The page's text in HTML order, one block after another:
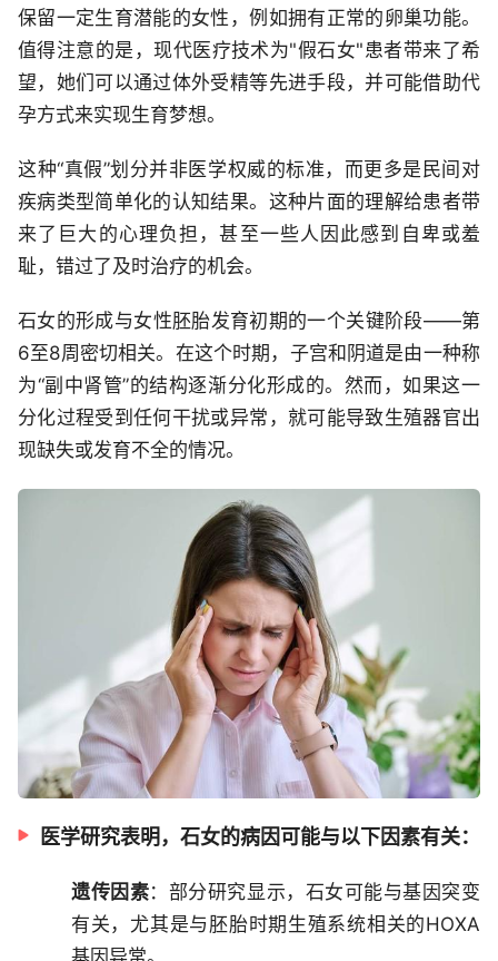
保留一定生育潜能的女性，例如拥有正常的卵巢功能。
值得注意的是，现代医疗技术为"假石女"患者带来了希
望，她们可以通过体外受精等先进手段，并可能借助代
孕方式来实现生育梦想。
这种“真假”划分并非医学权威的标准，而更多是民间对
疾病类型简单化的认知结果。这种片面的理解给患者带
来了巨大的心理负担，甚至一些人因此感到自卑或羞
耻，错过了及时治疗的机会。
石女的形成与女性胚胎发育初期的一个关键阶段——第
6至8周密切相关。在这个时期，子宫和阴道是由一种称
为“副中肾管”的结构逐渐分化形成的。然而，如果这一
分化过程受到任何干扰或异常，就可能导致生殖器官出
现缺失或发育不全的情况。
医学研究表明，石女的病因可能与以下因素有关：
遗传因素：部分研究显示，石女可能与基因突变
有关，尤其是与胚胎时期生殖系统相关的HOXA
基因异常。